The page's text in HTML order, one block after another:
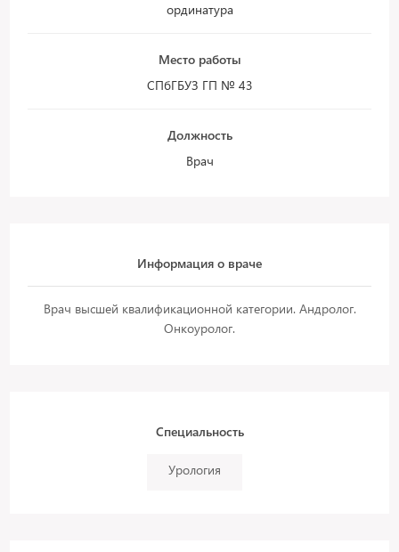
ординатура
Место работы
СПбГБУЗ ГП № 43
Должность
Врач
Информация о враче
Врач высшей квалификационной категории. Андролог.
Онкоуролог.
Специальность
Урология